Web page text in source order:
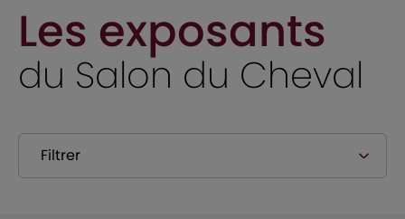
Les exposants
du Salon du Cheval
Filtrer